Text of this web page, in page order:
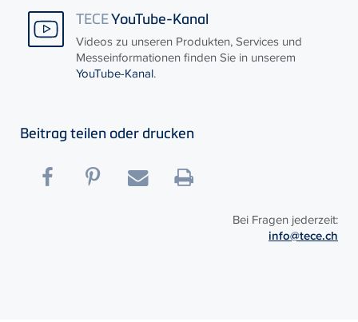
TECEYouTube-Kanal
Videos zu unseren Produkten, Services und
Messeinformationen finden Sie in unserem
YouTube-Kanal.
Beitrag teilen oder drucken
Bei Fragen jederzeit:
info@tece.ch